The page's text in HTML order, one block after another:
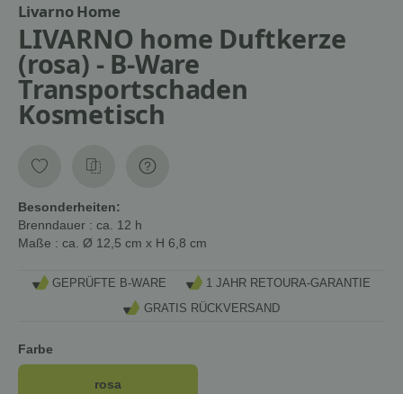
Livarno Home
LIVARNO home Duftkerze
(rosa) - B-Ware
Transportschaden
Kosmetisch
Besonderheiten:
Brenndauer : ca. 12 h
Maße : ca. Ø 12,5 cm x H 6,8 cm
GEPRÜFTE B-WARE
1 JAHR RETOURA-GARANTIE
GRATIS RÜCKVERSAND
Farbe
rosa